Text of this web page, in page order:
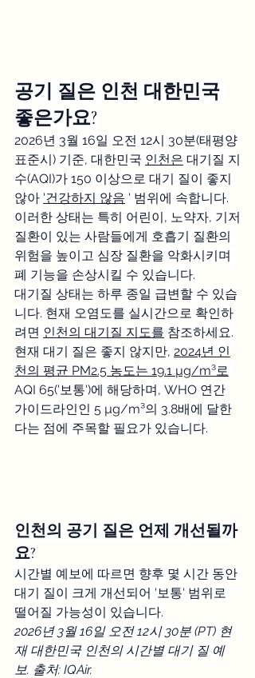
공기 질은 인천 대한민국
좋은가요?
2026년 3월 16일 오전 12시 30분(태평양
표준시) 기준, 대한민국 인천은 대기질 지
수(AQI)가 150 이상으로 대기 질이 좋지
않아 '건강하지 않음 ' 범위에 속합니다.
이러한 상태는 특히 어린이, 노약자, 기저
질환이 있는 사람들에게 호흡기 질환의
위험을 높이고 심장 질환을 악화시키며
폐 기능을 손상시킬 수 있습니다.
대기질 상태는 하루 종일 급변할 수 있습
니다. 현재 오염도를 실시간으로 확인하
려면 인천의 대기질 지도를 참조하세요.
현재 대기 질은 좋지 않지만, 2024년 인
천의 평균 PM2.5 농도는 19.1 µg/m³로
AQI 65('보통')에 해당하며, WHO 연간
가이드라인인 5 µg/m³의 3.8배에 달한
다는 점에 주목할 필요가 있습니다.
인천의 공기 질은 언제 개선될까
요?
시간별 예보에 따르면 향후 몇 시간 동안
대기 질이 크게 개선되어 '보통' 범위로
떨어질 가능성이 있습니다.
2026년 3월 16일 오전 12시 30분 (PT) 현
재 대한민국 인천의 시간별 대기 질 예
보. 출처: IQAir.